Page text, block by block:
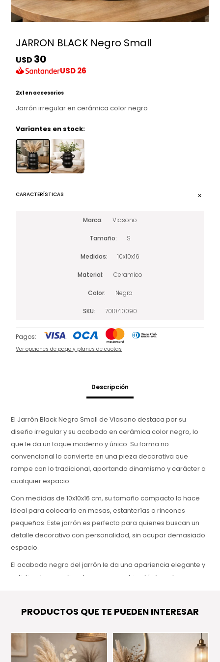
JARRON BLACK Negro Small
USD 30
USD26
2x1 en accesorios
Jarrón irregular en cerámica color negro
Variantes en stock:
CARACTERÍSTICAS
Marca Viasono
Tamaño S
Medidas 10x10x16
Material Ceramico
Color Negro
SKU 701040090
Pagos:
Ver opciones de pago y planes de cuotas
Descripción
El Jarrón Black Negro Small de Viasono destaca por su
diseño irregular y su acabado en cerámica color negro, lo
que le da un toque moderno y único. Su forma no
convencional lo convierte en una pieza decorativa que
rompe con lo tradicional, aportando dinamismo y carácter a
cualquier espacio.
Con medidas de 10x10x16 cm, su tamaño compacto lo hace
ideal para colocarlo en mesas, estanterías o rincones
pequeños. Este jarrón es perfecto para quienes buscan un
detalle decorativo con personalidad, sin ocupar demasiado
espacio.
El acabado negro del jarrón le da una apariencia elegante y
sofisticada, permitiendo que se combine fácilmente con
aporta modernidad y estilo a cualquier ambiente.
PRODUCTOS QUE TE PUEDEN INTERESAR